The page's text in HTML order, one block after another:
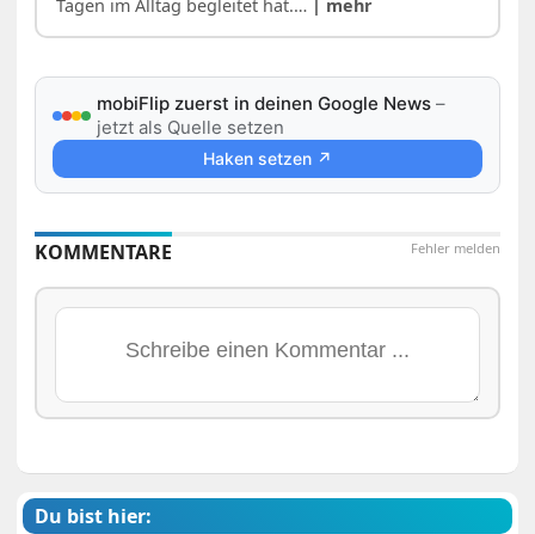
Tagen im Alltag begleitet hat.… | mehr
mobiFlip zuerst in deinen Google News –
jetzt als Quelle setzen
Haken setzen ↗
Fehler melden
KOMMENTARE
Du bist hier: